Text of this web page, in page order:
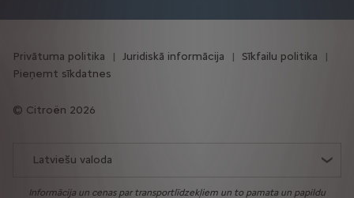
Latviešu valoda
Citroën 2026
Privātuma politika Juridiskā informācija
Sīkfailu politika
Pieņemt sīkdatnes
Informācija un cenas par transportlīdzekļiem un to pamata un papildu